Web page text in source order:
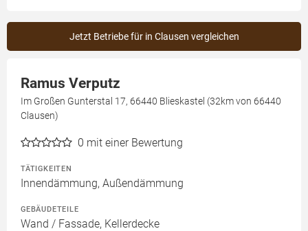
Jetzt Betriebe für in Clausen vergleichen
Ramus Verputz
Im Großen Gunterstal 17, 66440 Blieskastel (32km von 66440
Clausen)
0 mit einer Bewertung
TÄTIGKEITEN
Innendämmung, Außendämmung
GEBÄUDETEILE
Wand / Fassade, Kellerdecke